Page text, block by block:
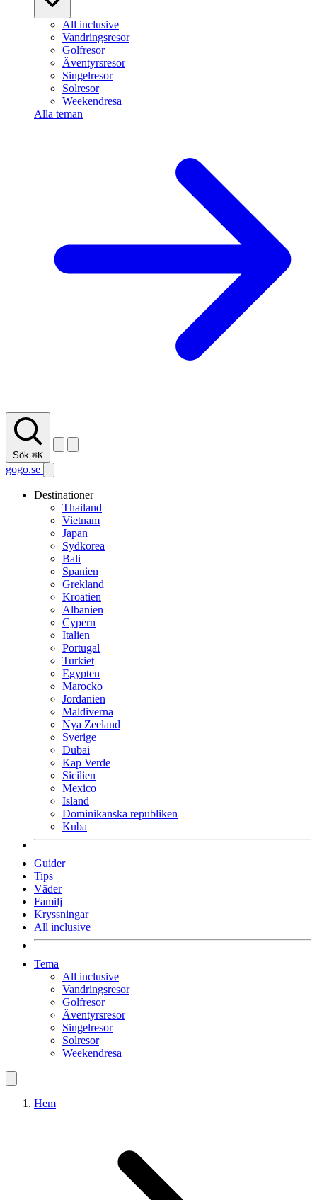
All inclusive
Vandringsresor
Golfresor
Äventyrsresor
Singelresor
Solresor
Weekendresa
Alla teman
Sök ⌘K
gogo.se
Destinationer
Thailand
Vietnam
Japan
Sydkorea
Bali
Spanien
Grekland
Kroatien
Albanien
Cypern
Italien
Portugal
Turkiet
Egypten
Marocko
Jordanien
Maldiverna
Nya Zeeland
Sverige
Dubai
Kap Verde
Sicilien
Mexico
Island
Dominikanska republiken
Kuba
Guider
Tips
Väder
Familj
Kryssningar
All inclusive
Tema
All inclusive
Vandringsresor
Golfresor
Äventyrsresor
Singelresor
Solresor
Weekendresa
Hem